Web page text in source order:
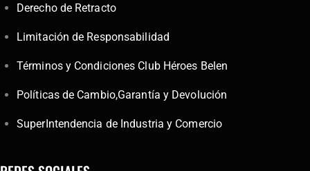
Derecho de Retracto
Limitación de Responsabilidad
Términos y Condiciones Club Héroes Belen
Políticas de Cambio,Garantía y Devolución
SuperIntendencia de Industria y Comercio